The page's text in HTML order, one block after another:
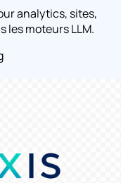
analytics, sites,
les moteurs LLM.